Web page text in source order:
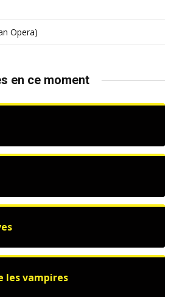
Opera)
en ce moment
les vampires